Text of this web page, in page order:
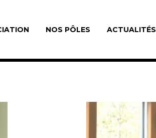
NOS PÔLES ACTUALITÉS